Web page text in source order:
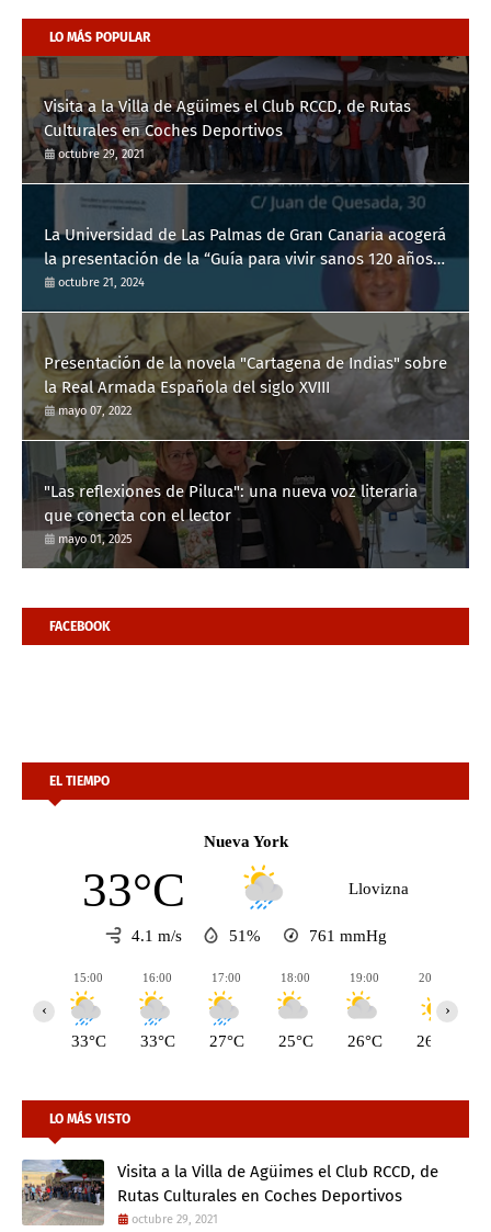
LO MÁS POPULAR
Visita a la Villa de Agüimes el Club RCCD, de Rutas
Culturales en Coches Deportivos
octubre 29, 2021
La Universidad de Las Palmas de Gran Canaria acogerá
la presentación de la “Guía para vivir sanos 120 años”
del Dr. Manuel de la Peña
octubre 21, 2024
Presentación de la novela "Cartagena de Indias" sobre
la Real Armada Española del siglo XVIII
mayo 07, 2022
"Las reflexiones de Piluca": una nueva voz literaria
que conecta con el lector
mayo 01, 2025
FACEBOOK
EL TIEMPO
Nueva York
33°C Llovizna
4.1 m/s 51% 761 mmHg
15:00
33°C
16:00
33°C
17:00
27°C
18:00
25°C
19:00
26°C
20:00
26°C
‹ ›
LO MÁS VISTO
Visita a la Villa de Agüimes el Club RCCD, de
Rutas Culturales en Coches Deportivos
octubre 29, 2021